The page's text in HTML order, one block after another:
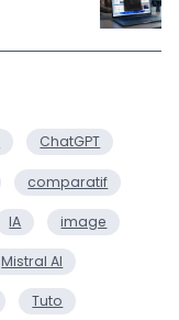
ChatGPT
comparatif
IA image
Mistral AI
Tuto